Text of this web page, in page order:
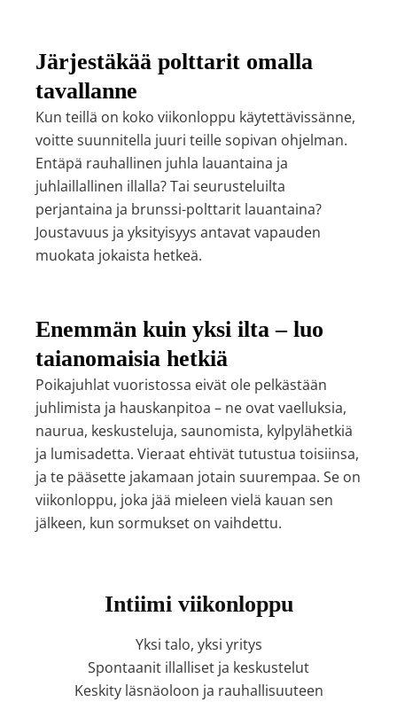
Järjestäkää polttarit omalla
tavallanne
Kun teillä on koko viikonloppu käytettävissänne,
voitte suunnitella juuri teille sopivan ohjelman.
Entäpä rauhallinen juhla lauantaina ja
juhlaillallinen illalla? Tai seurusteluilta
perjantaina ja brunssi-polttarit lauantaina?
Joustavuus ja yksityisyys antavat vapauden
muokata jokaista hetkeä.
Enemmän kuin yksi ilta – luo
taianomaisia hetkiä
Poikajuhlat vuoristossa eivät ole pelkästään
juhlimista ja hauskanpitoa – ne ovat vaelluksia,
naurua, keskusteluja, saunomista, kylpylähetkiä
ja lumisadetta. Vieraat ehtivät tutustua toisiinsa,
ja te pääsette jakamaan jotain suurempaa. Se on
viikonloppu, joka jää mieleen vielä kauan sen
jälkeen, kun sormukset on vaihdettu.
Intiimi viikonloppu
Yksi talo, yksi yritys
Spontaanit illalliset ja keskustelut
Keskity läsnäoloon ja rauhallisuuteen